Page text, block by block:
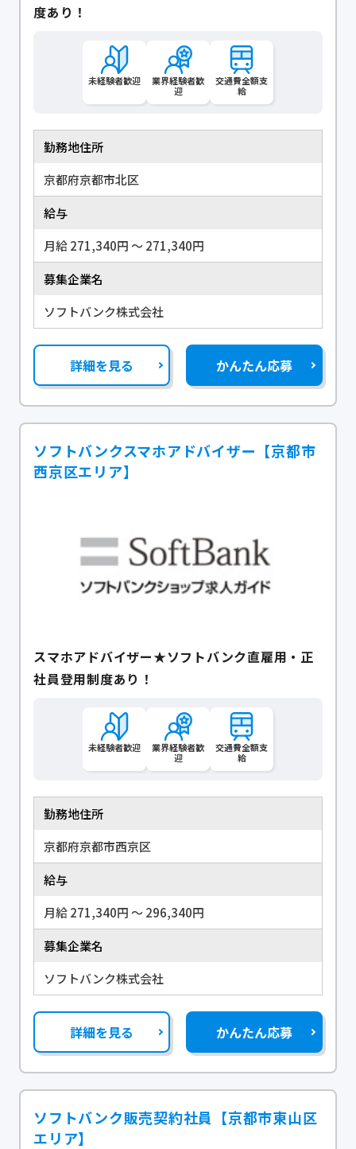
度あり！
未経験者歓迎
業界経験者歓
迎
交通費全額支
給
勤務地住所
京都府京都市北区
給与
月給 271,340円 〜 271,340円
募集企業名
ソフトバンク株式会社
詳細を見る かんたん応募
ソフトバンクスマホアドバイザー【京都市
西京区エリア】
スマホアドバイザー★ソフトバンク直雇用・正
社員登用制度あり！
未経験者歓迎
業界経験者歓
迎
交通費全額支
給
勤務地住所
京都府京都市西京区
給与
月給 271,340円 〜 296,340円
募集企業名
ソフトバンク株式会社
詳細を見る かんたん応募
ソフトバンク販売契約社員【京都市東山区
エリア】